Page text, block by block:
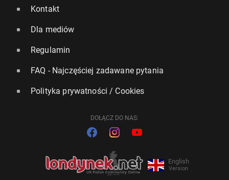
Kontakt
Dla mediów
Regulamin
FAQ - Najczęściej zadawane pytania
Polityka prywatności / Cookies
DOŁĄCZ DO NAS:
English
Version